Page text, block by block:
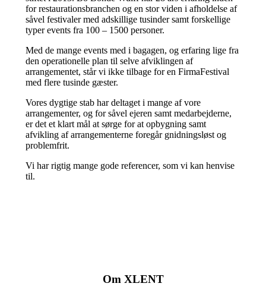
for restaurationsbranchen og en stor viden i afholdelse af
såvel festivaler med adskillige tusinder samt forskellige
typer events fra 100 – 1500 personer.
Med de mange events med i bagagen, og erfaring lige fra
den operationelle plan til selve afviklingen af
arrangementet, står vi ikke tilbage for en FirmaFestival
med flere tusinde gæster.
Vores dygtige stab har deltaget i mange af vore
arrangementer, og for såvel ejeren samt medarbejderne,
er det et klart mål at sørge for at opbygning samt
afvikling af arrangementerne foregår gnidningsløst og
problemfrit.
Vi har rigtig mange gode referencer, som vi kan henvise
til.
Om XLENT